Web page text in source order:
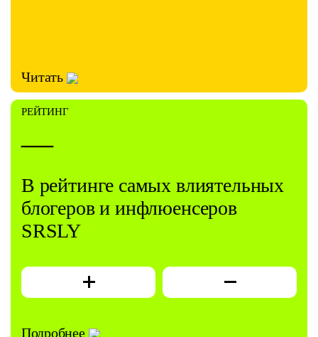
Читать
РЕЙТИНГ
—
В рейтинге самых влиятельных
блогеров и инфлюенсеров
SRSLY
Подробнее